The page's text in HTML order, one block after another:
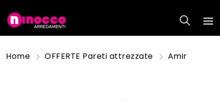
Home OFFERTE Pareti attrezzate Amir